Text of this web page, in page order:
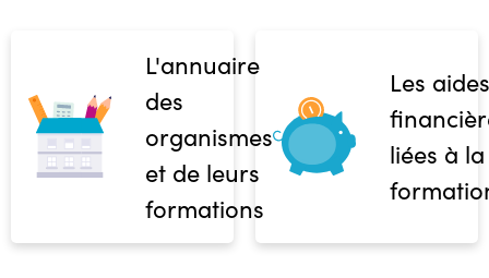
L'annuaire
des
organismes
et de leurs
formations
Les aides
liées à la